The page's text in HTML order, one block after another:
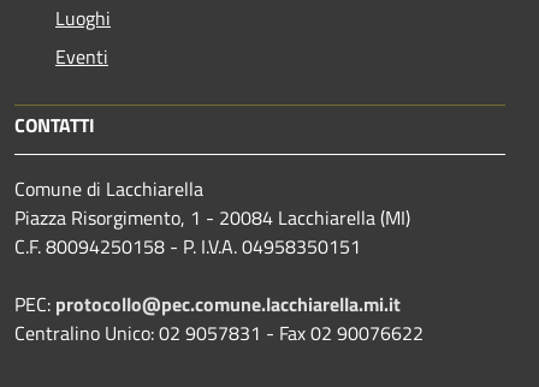
Luoghi
Eventi
CONTATTI
Comune di Lacchiarella
Piazza Risorgimento, 1 - 20084 Lacchiarella (MI)
C.F. 80094250158 - P. I.V.A. 04958350151
PEC: protocollo@pec.comune.lacchiarella.mi.it
Centralino Unico: 02 9057831 - Fax 02 90076622